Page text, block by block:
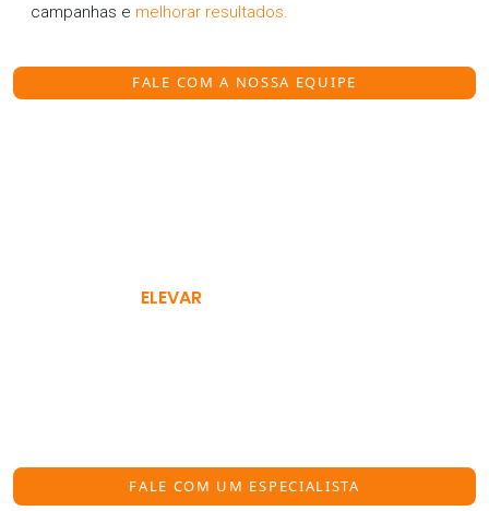
campanhas e melhorar resultados.
FALE COM A NOSSA EQUIPE
ELEVAR
FALE COM UM ESPECIALISTA